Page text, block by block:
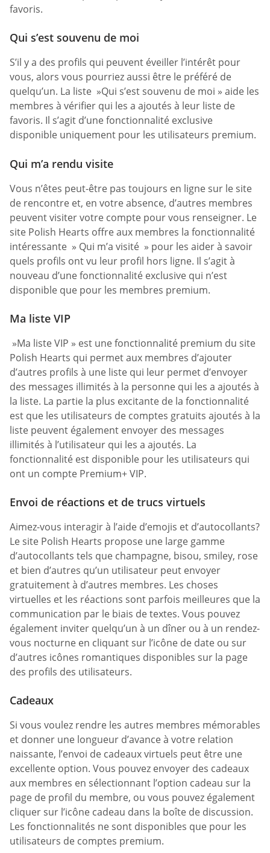
favoris.
Qui s’est souvenu de moi
S’il y a des profils qui peuvent éveiller l’intérêt pour
vous, alors vous pourriez aussi être le préféré de
quelqu’un. La liste »Qui s’est souvenu de moi » aide les
membres à vérifier qui les a ajoutés à leur liste de
favoris. Il s’agit d’une fonctionnalité exclusive
disponible uniquement pour les utilisateurs premium.
Qui m’a rendu visite
Vous n’êtes peut-être pas toujours en ligne sur le site
de rencontre et, en votre absence, d’autres membres
peuvent visiter votre compte pour vous renseigner. Le
site Polish Hearts offre aux membres la fonctionnalité
intéressante » Qui m’a visité » pour les aider à savoir
quels profils ont vu leur profil hors ligne. Il s’agit à
nouveau d’une fonctionnalité exclusive qui n’est
disponible que pour les membres premium.
Ma liste VIP
»Ma liste VIP » est une fonctionnalité premium du site
Polish Hearts qui permet aux membres d’ajouter
d’autres profils à une liste qui leur permet d’envoyer
des messages illimités à la personne qui les a ajoutés à
la liste. La partie la plus excitante de la fonctionnalité
est que les utilisateurs de comptes gratuits ajoutés à la
liste peuvent également envoyer des messages
illimités à l’utilisateur qui les a ajoutés. La
fonctionnalité est disponible pour les utilisateurs qui
ont un compte Premium+ VIP.
Envoi de réactions et de trucs virtuels
Aimez-vous interagir à l’aide d’emojis et d’autocollants?
Le site Polish Hearts propose une large gamme
d’autocollants tels que champagne, bisou, smiley, rose
et bien d’autres qu’un utilisateur peut envoyer
gratuitement à d’autres membres. Les choses
virtuelles et les réactions sont parfois meilleures que la
communication par le biais de textes. Vous pouvez
également inviter quelqu’un à un dîner ou à un rendez-
vous nocturne en cliquant sur l’icône de date ou sur
d’autres icônes romantiques disponibles sur la page
des profils des utilisateurs.
Cadeaux
Si vous voulez rendre les autres membres mémorables
et donner une longueur d’avance à votre relation
naissante, l’envoi de cadeaux virtuels peut être une
excellente option. Vous pouvez envoyer des cadeaux
aux membres en sélectionnant l’option cadeau sur la
page de profil du membre, ou vous pouvez également
cliquer sur l’icône cadeau dans la boîte de discussion.
Les fonctionnalités ne sont disponibles que pour les
utilisateurs de comptes premium.